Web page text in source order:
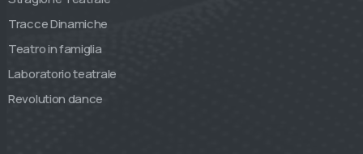
Tracce Dinamiche
Teatro in famiglia
Laboratorio teatrale
Revolution dance